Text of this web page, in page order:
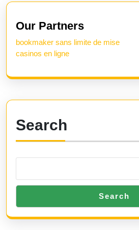
Previous
post:
Our Partners
bookmaker sans limite de mise
casinos en ligne
Search
Search